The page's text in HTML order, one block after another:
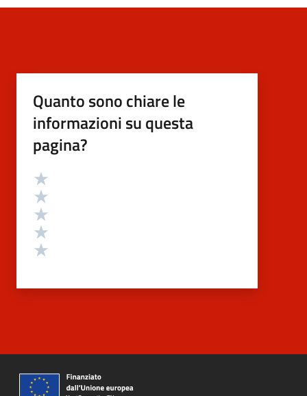
Quanto sono chiare le
informazioni su questa
pagina?
Valutazione